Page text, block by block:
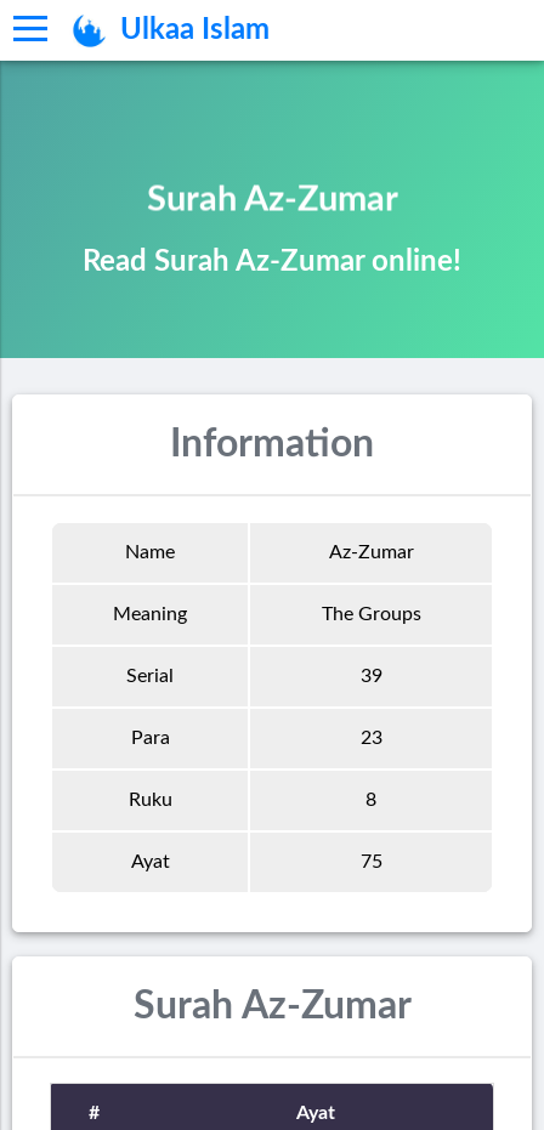
Ulkaa Islam
Surah Az-Zumar
Read Surah Az-Zumar online!
Information
Name Az-Zumar
Meaning The Groups
Serial 39
Para 23
Ruku 8
Ayat 75
Surah Az-Zumar
# Ayat